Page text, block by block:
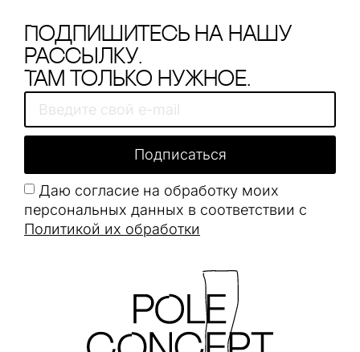
Подпишитесь на нашу
рассылку.
Там только нужное.
Даю согласие на обработку моих
персональных данных в соответствии с
Политикой их обработки
Подписаться